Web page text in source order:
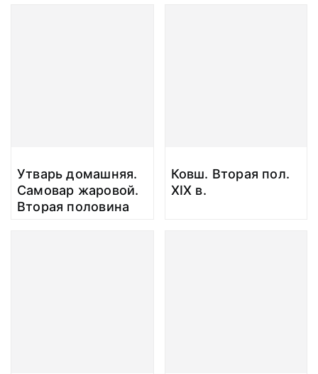
Утварь домашняя.
Самовар жаровой.
Вторая половина
Ковш. Вторая пол.
XIX в.